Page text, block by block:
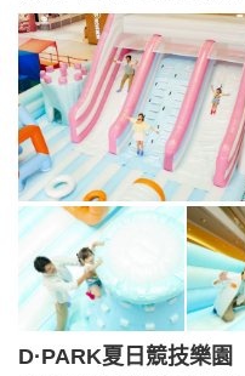
D·PARK夏日競技樂園